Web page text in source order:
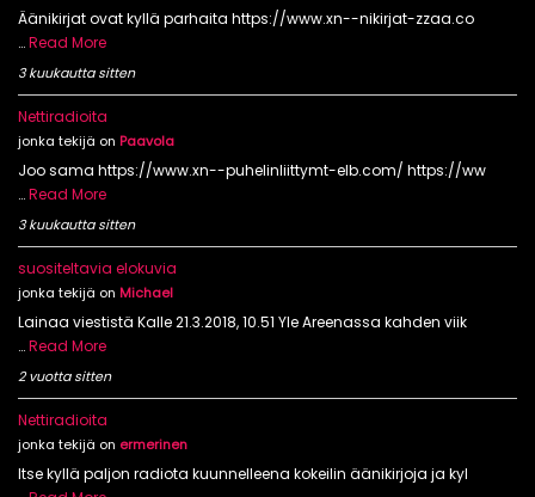
Äänikirjat ovat kyllä parhaita https://www.xn--nikirjat-zzaa.co
…Read More
3 kuukautta sitten
Nettiradioita
jonka tekijä on Paavola
Joo sama https://www.xn--puhelinliittymt-elb.com/ https://ww
…Read More
3 kuukautta sitten
suositeltavia elokuvia
jonka tekijä on Michael
Lainaa viestistä Kalle 21.3.2018, 10.51 Yle Areenassa kahden viik
…Read More
2 vuotta sitten
Nettiradioita
jonka tekijä on ermerinen
Itse kyllä paljon radiota kuunnelleena kokeilin äänikirjoja ja kyl